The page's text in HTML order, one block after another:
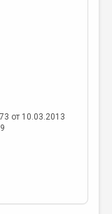
от 10.03.2013